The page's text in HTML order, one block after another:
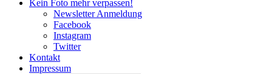
Kein Foto mehr verpassen!
Newsletter Anmeldung
Facebook
Instagram
Twitter
Kontakt
Impressum